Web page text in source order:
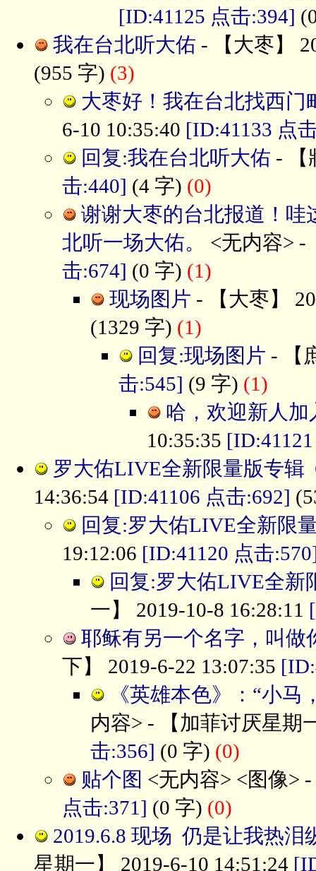
[ID:41125 点击:394]
我在台北听大佑 - 【大枣】
(955 字) (3)
大枣好！我在台北找西门
6-10 10:35:40 [ID:41133 点
回复:我在台北听大佑 - 【
击:440] (4 字) (0)
谢谢大枣的台北报道！哇
北听一场大佑。
<无内容> -
击:674] (0 字) (1)
现场图片 - 【大枣】
(1329 字) (1)
回复:现场图片 - 【
击:545] (9 字) (1)
哈，欢迎新人加
10:35:35
罗大佑LIVE全新限量版专辑
14:36:54 [ID:41106 点击:692]
回复:罗大佑LIVE全新限
19:12:06 [ID:41120 点击
回复:罗大佑LIVE全新
一】 2019-10-8 16:28:11
耶稣有另一个名字，叫做
下】 2019-6-22 13:07:35
《英雄本色》：“小
内容> - 【加菲讨厌星期
击:356] (0 字) (0)
贴个图 <无内容> <图像>
点击:371] (0 字) (0)
2019.6.8 现场 仍是让我热
星期一】 2019-6-10 14:51:24